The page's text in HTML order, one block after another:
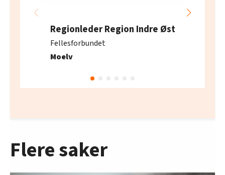
Regionleder Region Indre Øst
Fellesforbundet
Moelv
Flere saker